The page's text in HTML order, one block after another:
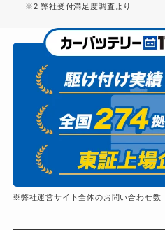
※2 弊社受付満足度調査より
※弊社運営サイト全体のお問い合わせ数